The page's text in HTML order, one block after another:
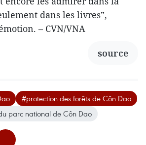
dans les livres”,
– CVN/VNA
source
#protection des forêts de Côn Dao
parc national de Côn Dao